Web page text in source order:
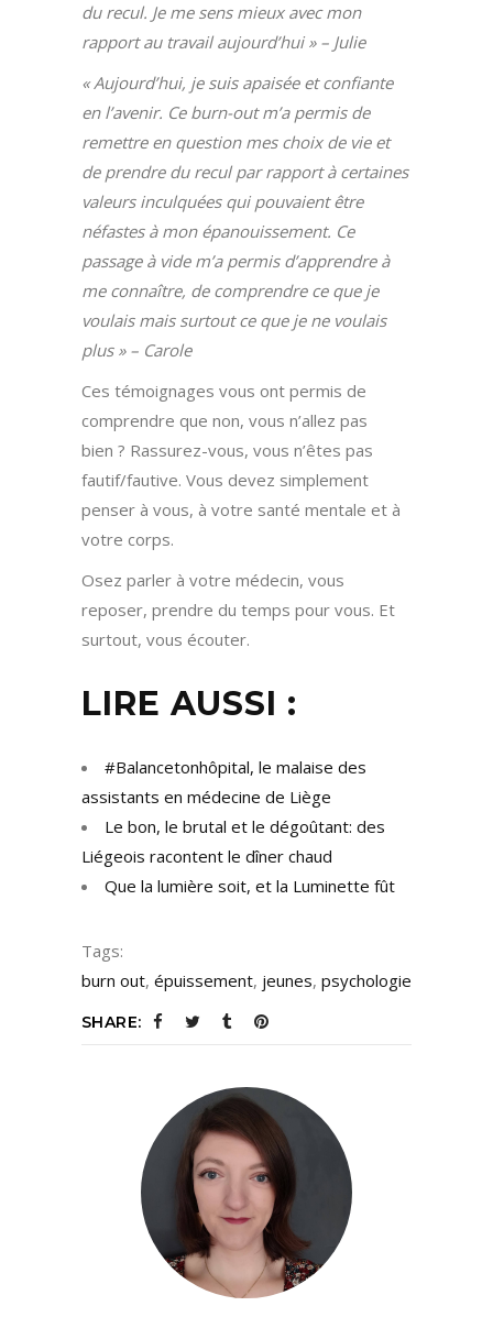
du recul. Je me sens mieux avec mon
rapport au travail aujourd’hui » – Julie
« Aujourd’hui, je suis apaisée et confiante
en l’avenir. Ce burn-out m’a permis de
remettre en question mes choix de vie et
de prendre du recul par rapport à certaines
valeurs inculquées qui pouvaient être
néfastes à mon épanouissement. Ce
passage à vide m’a permis d’apprendre à
me connaître, de comprendre ce que je
voulais mais surtout ce que je ne voulais
plus » – Carole
Ces témoignages vous ont permis de
comprendre que non, vous n’allez pas
bien ? Rassurez-vous, vous n’êtes pas
fautif/fautive. Vous devez simplement
penser à vous, à votre santé mentale et à
votre corps.
Osez parler à votre médecin, vous
reposer, prendre du temps pour vous. Et
surtout, vous écouter.
LIRE AUSSI :
#Balancetonhôpital, le malaise des
assistants en médecine de Liège
Le bon, le brutal et le dégoûtant: des
Liégeois racontent le dîner chaud
Que la lumière soit, et la Luminette fût
Tags:
burn out, épuissement, jeunes, psychologie
SHARE: